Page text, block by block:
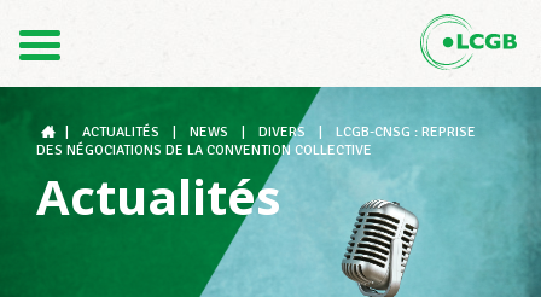
DE
Le LCGB
ACTUALITÉS NEWS DIVERS
LCGB-CNSG : REPRISE
DES NÉGOCIATIONS DE LA CONVENTION COLLECTIVE
Actualités